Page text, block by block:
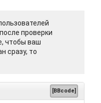
проверки
чтобы ваш
сразу, то
[BBcode]